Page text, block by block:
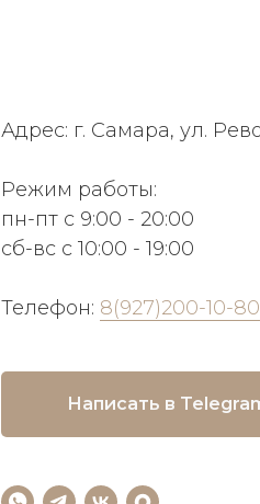
Адрес: г. Самара, ул.
Режим работы:
пн-пт с 9:00 - 20:00
сб-вс с 10:00 - 19:00
Телефон: 8(927)200-10-80
Написать в